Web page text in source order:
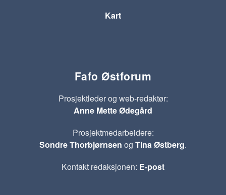
Kart
Fafo Østforum
Prosjektleder og web-redaktør:
Anne Mette Ødegård
Prosjektmedarbeidere:
Sondre Thorbjørnsen og Tina Østberg.
Kontakt redaksjonen: E-post